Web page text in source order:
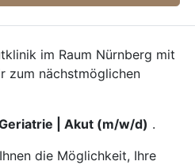
im Raum Nürnberg mit
zum nächstmöglichen
| Akut (m/w/d) .
die Möglichkeit, Ihre